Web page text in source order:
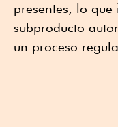
presentes, lo
subproducto
un proceso